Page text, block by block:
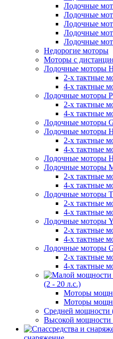
Лодочные
Лодочные
Лодочные
Лодочные
Лодочные
Недорогие моторы
Моторы с
Лодочные моторы
2-х тактные
4-х тактные
Лодочные моторы
2-х тактные
4-х тактные
Лодочные моторы
Лодочные моторы
2-х тактные
4-х тактные
Лодочные моторы
Лодочные моторы
2-х тактные
4-х тактные
Лодочные моторы
2-х тактные
4-х тактные
Лодочные моторы
2-х тактные
4-х тактные
Лодочные моторы
2-х тактные
4-х тактные
(2 - 20 л.с.)
Моторы
Моторы
Средней мощности
Высокой мощности